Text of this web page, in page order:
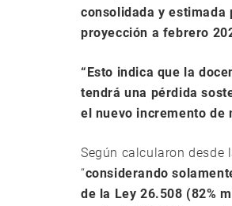
consolidada y estimada
proyección a febrero
“Esto indica que la
tendrá una pérdida
el nuevo incremento de
Según calcularon desde
“considerando
de la Ley 26.508 (82%